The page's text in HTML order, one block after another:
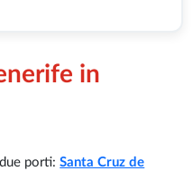
in
due porti:Santa Cruz de